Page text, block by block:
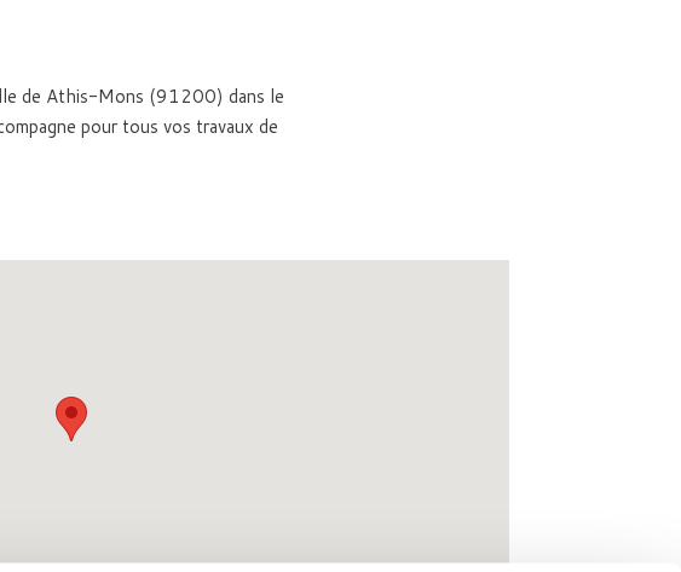
de Athis-Mons (91200) dans le
pour tous vos travaux de